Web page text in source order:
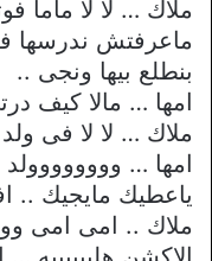
ملاك … لا لا ماما
ماعرفتش ندرسها
بنطلع بيها ونجى ..
امها … مالا كيف
ملاك … لا لا فى
امها …
ياعطيك مايجيك ..
ملاك .. امى امى